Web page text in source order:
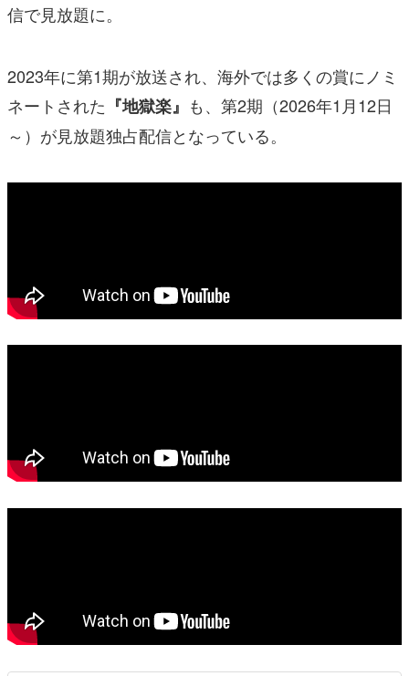
信で見放題に。
2023年に第1期が放送され、海外では多くの賞にノミ
ネートされた 『地獄楽』 も、第2期（2026年1月12日
～）が見放題独占配信となっている。